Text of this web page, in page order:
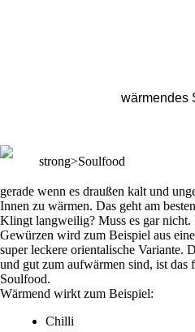
wärmendes
strong>Soulfood
gerade wenn es draußen kalt und
Innen zu wärmen. Das geht am
Klingt langweilig? Muss es gar
Gewürzen wird zum Beispiel aus
super leckere orientalische Variante.
und gut zum aufwärmen sind, ist das
Soulfood.
Wärmend wirkt zum Beispiel:
Chilli